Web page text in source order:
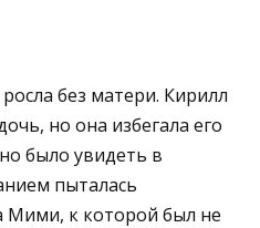
без матери. Кирилл
но она избегала его
было увидеть в
пыталась
Мими, к которой был не